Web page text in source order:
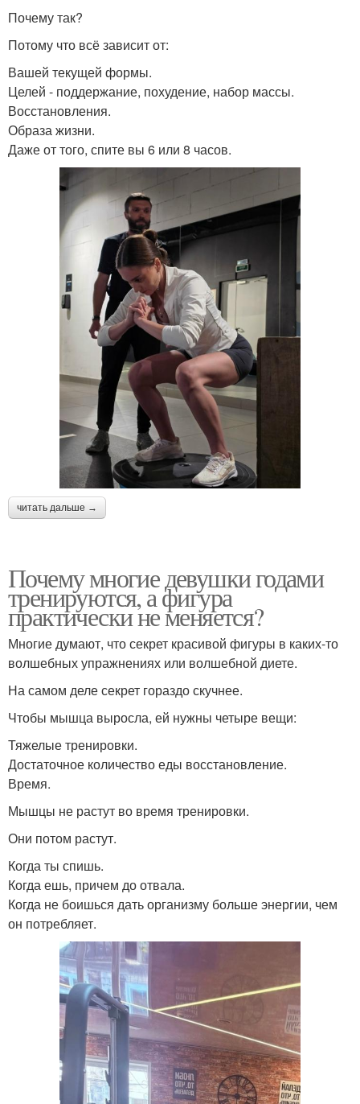
Почему так?
Потому что всё зависит от:
Вашей текущей формы.
Целей - поддержание, похудение, набор массы.
Восстановления.
Образа жизни.
Даже от того, спите вы 6 или 8 часов.
читать дальше →
Почему многие девушки годами
тренируются, а фигура
практически не меняется?
Многие думают, что секрет красивой фигуры в каких-то
волшебных упражнениях или волшебной диете.
На самом деле секрет гораздо скучнее.
Чтобы мышца выросла, ей нужны четыре вещи:
Тяжелые тренировки.
Достаточное количество еды восстановление.
Время.
Мышцы не растут во время тренировки.
Они потом растут.
Когда ты спишь.
Когда ешь, причем до отвала.
Когда не боишься дать организму больше энергии, чем
он потребляет.